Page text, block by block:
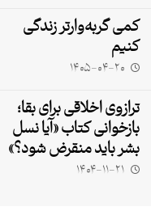
کمی گربه‌وارتر زندگی
کنیم
۱۴۰۵-۰۴-۲۰
ترازوی اخلاقی برای بقا؛
بازخوانی کتاب «آیا نسل
بشر باید منقرض شود؟»
۱۴۰۴-۱۱-۲۱